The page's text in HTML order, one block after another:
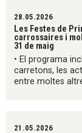
28.05.2026
Les Festes de
carrossaires i
31 de maig
• El programa
carretons, les
entre moltes
21.05.2026